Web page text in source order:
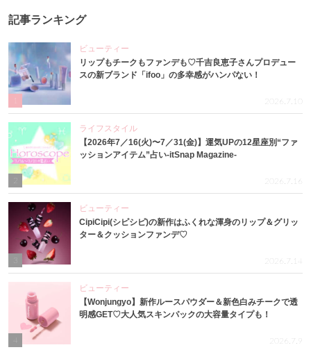
記事ランキング
ビューティー
リップもチークもファンデも♡千吉良恵子さんプロデュー
スの新ブランド「ifoo」の多幸感がハンパない！
2026.7.10
ライフスタイル
【2026年7／16(火)〜7／31(金)】運気UPの12星座別“ファ
ッションアイテム”占い-itSnap Magazine-
2026.7.16
3
ビューティー
CipiCipi(シピシピ)の新作はふくれな渾身のリップ＆グリッ
ター＆クッションファンデ♡
2026.7.14
ビューティー
【Wonjungyo】新作ルースパウダー＆新色白みチークで透
明感GET♡大人気スキンパックの大容量タイプも！
2026.7.9